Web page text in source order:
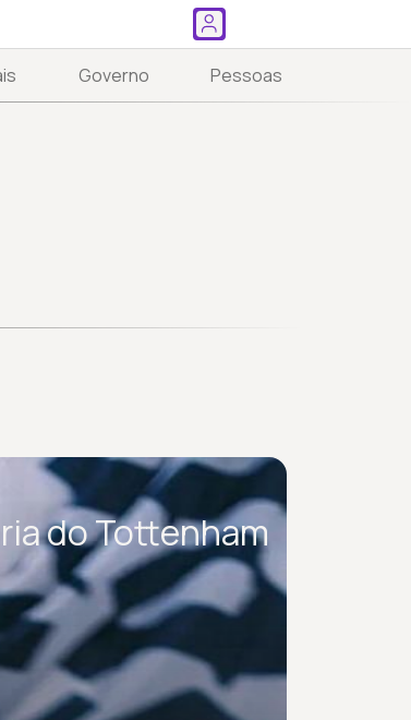
Governo Pessoas
do Tottenham